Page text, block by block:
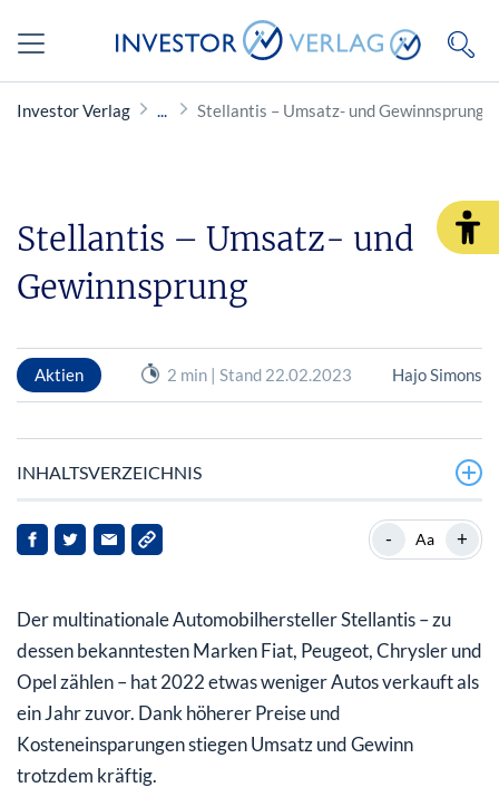
Investor Verlag Stellantis – Umsatz- und Gewinnsprung
Stellantis – Umsatz- und
Gewinnsprung
Aktien 2 min | Stand 22.02.2023 Hajo Simons
INHALTSVERZEICHNIS
Nord- und Südamerika als Wachstumstreiber
Positiver Ausblick, Aktie steigt
- Aa +
Der multinationale Automobilhersteller Stellantis – zu
dessen bekanntesten Marken Fiat, Peugeot, Chrysler und
Opel zählen – hat 2022 etwas weniger Autos verkauft als
ein Jahr zuvor. Dank höherer Preise und
Kosteneinsparungen stiegen Umsatz und Gewinn
trotzdem kräftig.